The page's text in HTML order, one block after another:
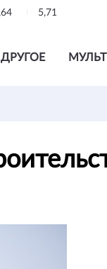
5,71
ДРУГОЕ